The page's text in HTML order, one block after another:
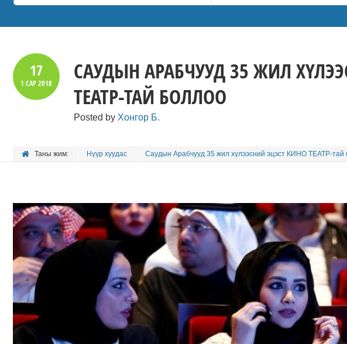
17
1 САР2018
САУДЫН АРАБЧУУД 35 ЖИЛ
ТЕАТР-ТАЙ БОЛЛОО
Posted by Хонгор Б.
Таны жим: Нүүр хуудас Саудын Арабчууд 35 жил хүлээсний эцэст КИНО ТЕАТР-тай